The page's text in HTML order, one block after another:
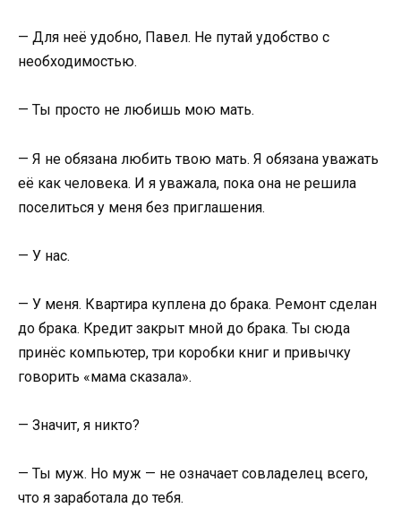
— Для неё удобно, Павел. Не путай удобство с
необходимостью.
— Ты просто не любишь мою мать.
— Я не обязана любить твою мать. Я обязана уважать
её как человека. И я уважала, пока она не решила
поселиться у меня без приглашения.
— У нас.
— У меня. Квартира куплена до брака. Ремонт сделан
до брака. Кредит закрыт мной до брака. Ты сюда
принёс компьютер, три коробки книг и привычку
говорить «мама сказала».
— Значит, я никто?
— Ты муж. Но муж — не означает совладелец всего,
что я заработала до тебя.